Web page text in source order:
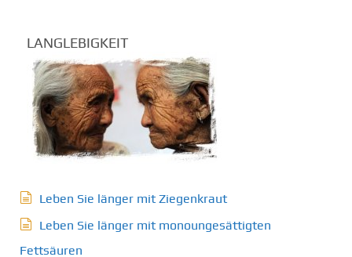
LANGLEBIGKEIT
Leben Sie länger mit Ziegenkraut
Leben Sie länger mit monoungesättigten
Fettsäuren